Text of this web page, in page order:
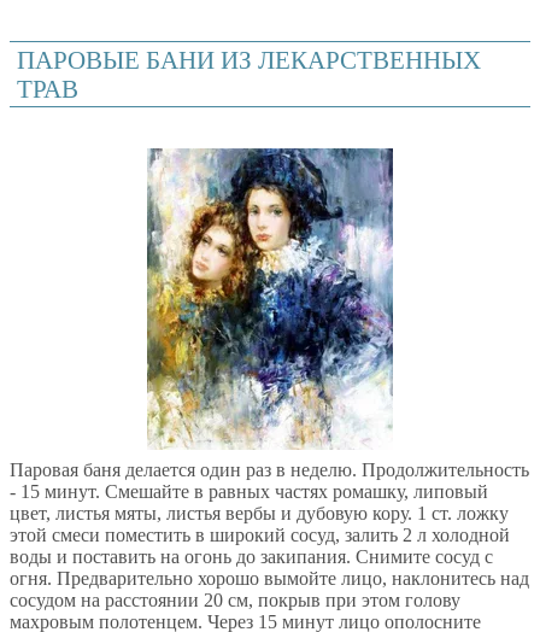
ПАРОВЫЕ БАНИ ИЗ ЛЕКАРСТВЕННЫХ
ТРАВ
Паровая баня делается один раз в неделю. Продолжительность
- 15 минут. Смешайте в равных частях ромашку, липовый
цвет, листья мяты, листья вербы и дубовую кору. 1 ст. ложку
этой смеси поместить в широкий сосуд, залить 2 л холодной
воды и поставить на огонь до закипания. Снимите сосуд с
огня. Предварительно хорошо вымойте лицо, наклонитесь над
сосудом на расстоянии 20 см, покрыв при этом голову
махровым полотенцем. Через 15 минут лицо ополосните